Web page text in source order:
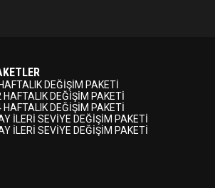
DEĞİŞİM PAKETİ
HAFTALIK DEĞİŞİM PAKETİ
HAFTALIK DEĞİŞİM PAKETİ
İLERİ SEVİYE DEĞİŞİM PAKETİ
İLERİ SEVİYE DEĞİŞİM PAKETİ